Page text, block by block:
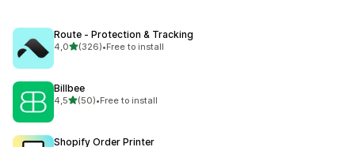
Route ‑ Protection & Tracking
4,0z 5 hvězd
(326)
Celkový počet recenzí: 326
•Free to install
Billbee
4,5z 5 hvězd
(50)
Celkový počet recenzí: 50
•Free to install
Shopify Order Printer